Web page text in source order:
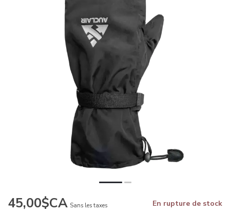
45,00$CA Sans les taxes En rupture de stock